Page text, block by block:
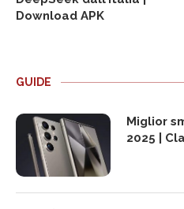
Download APK
GUIDE
Miglior
2025 |